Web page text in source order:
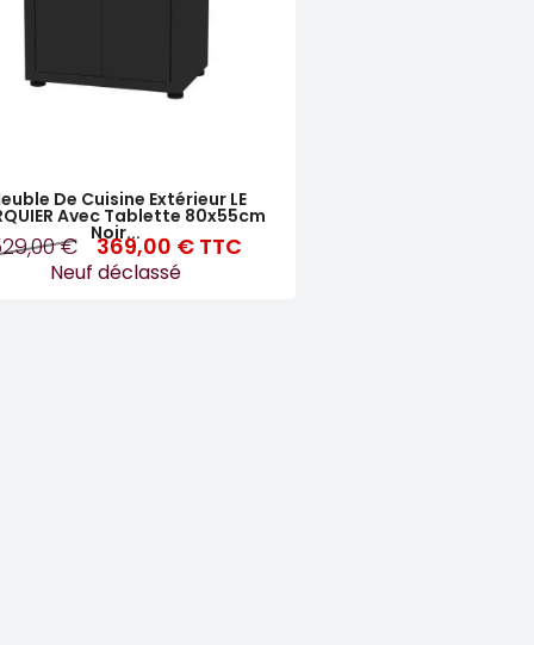
De Cuisine Extérieur LE
Avec Tablette 80x55cm
Noir...
€ 369,00 € TTC
Neuf déclassé